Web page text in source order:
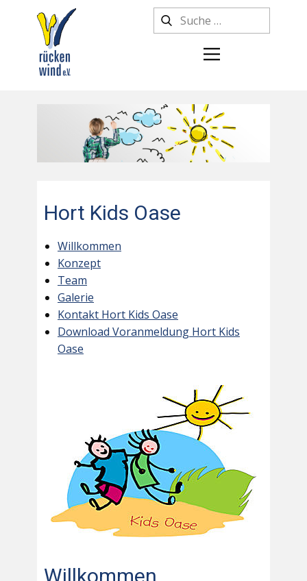
Hort Kids Oase
Willkommen
Konzept
Team
Galerie
Kontakt Hort Kids Oase
Download Voranmeldung Hort Kids
Oase
Willkommen